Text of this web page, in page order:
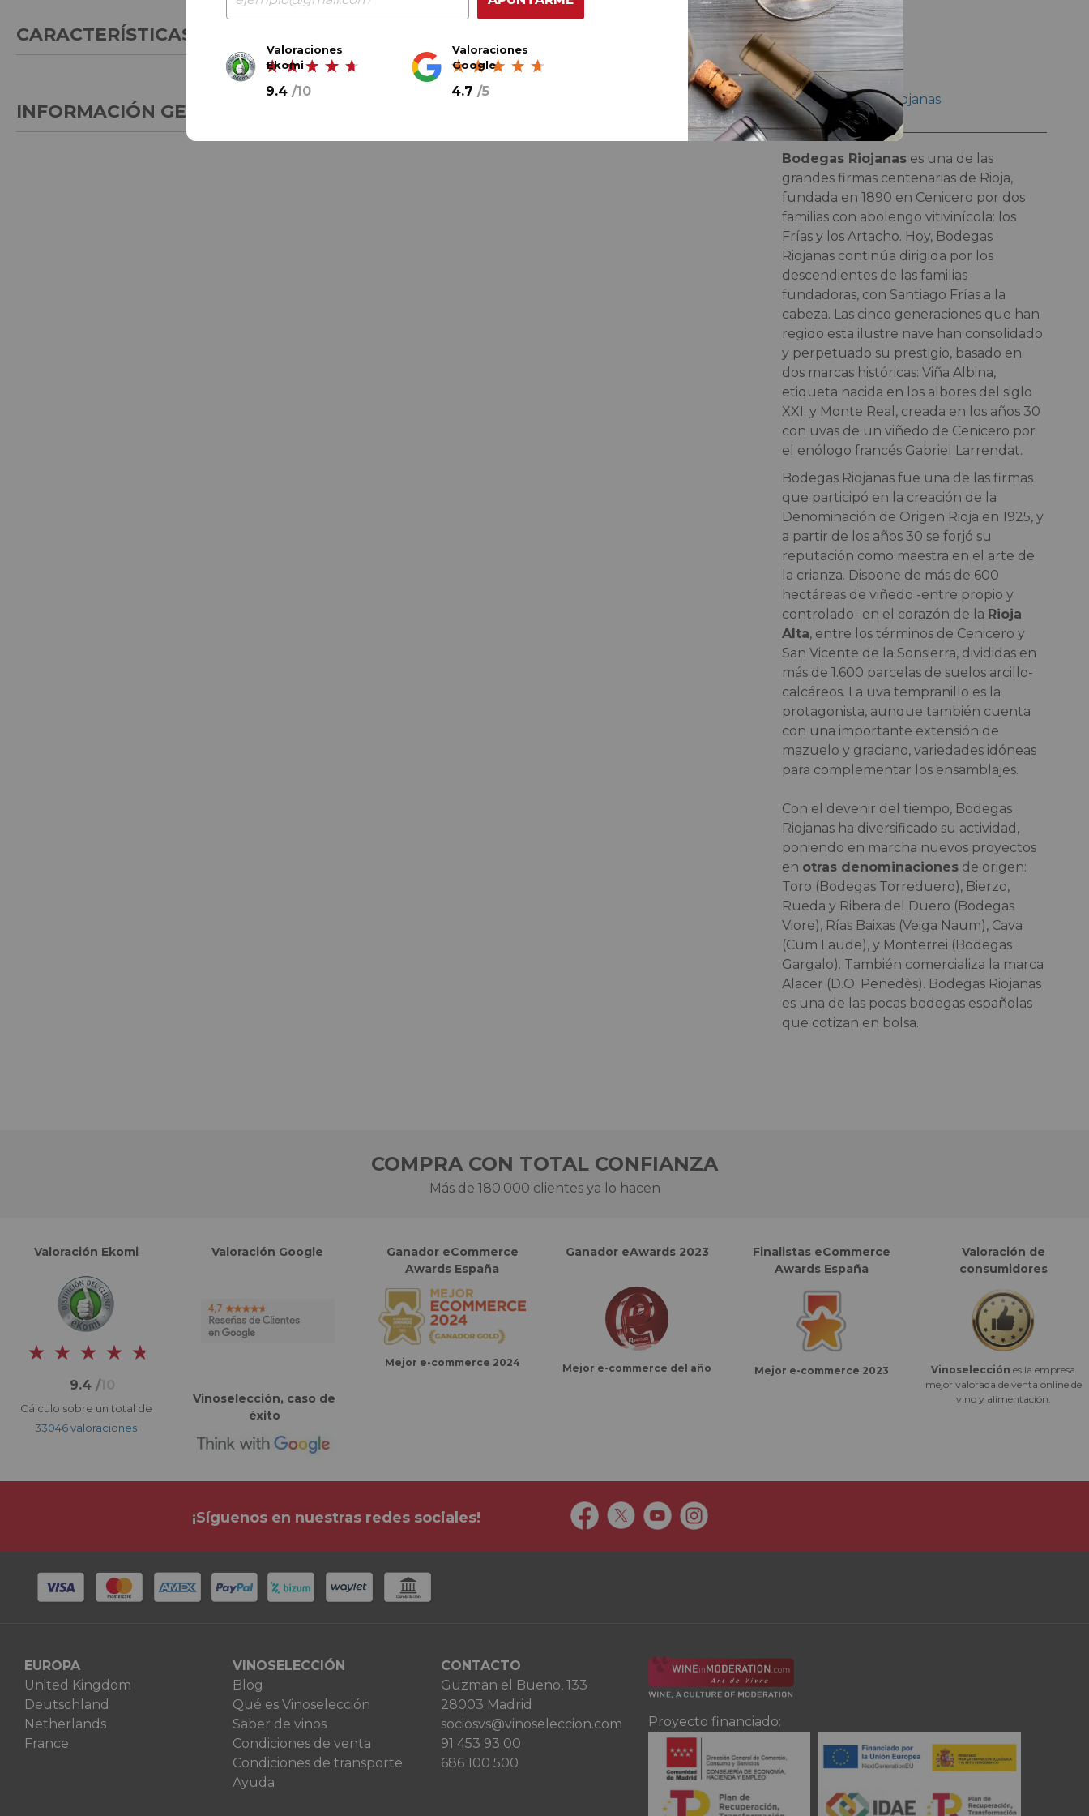
CARACTERÍSTICAS GENERALES
INFORMACIÓN GENERAL
Emilio Sojo Nalda
Bodeguero
Grupo Bodegas Riojanas
Bodegas Riojanases una de las
grandes firmas centenarias de Rioja,
fundada en 1890 en Cenicero por dos
familias con abolengo vitivinícola: los
Frías y los Artacho. Hoy, Bodegas
Riojanas continúa dirigida por los
descendientes de las familias
fundadoras, con Santiago Frías a la
cabeza. Las cinco generaciones que han
regido esta ilustre nave han consolidado
y perpetuado su prestigio, basado en
dos marcas históricas: Viña Albina,
etiqueta nacida en los albores del siglo
XXI; y Monte Real, creada en los años 30
con uvas de un viñedo de Cenicero por
el enólogo francés Gabriel Larrendat.
Bodegas Riojanas fue una de las firmas
que participó en la creación de la
Denominación de Origen Rioja en 1925, y
a partir de los años 30 se forjó su
reputación como maestra en el arte de
la crianza. Dispone de más de 600
hectáreas de viñedo -entre propio y
controlado- en el corazón de la Rioja
Alta, entre los términos de Cenicero y
San Vicente de la Sonsierra, divididas en
más de 1.600 parcelas de suelos arcillo-
calcáreos. La uva tempranillo es la
protagonista, aunque también cuenta
con una importante extensión de
mazuelo y graciano, variedades idóneas
para complementar los ensamblajes.
Con el devenir del tiempo, Bodegas
Riojanas ha diversificado su actividad,
poniendo en marcha nuevos proyectos
en otras denominacionesde origen:
Toro (Bodegas Torreduero), Bierzo,
Rueda y Ribera del Duero (Bodegas
Viore), Rías Baixas (Veiga Naum), Cava
(Cum Laude), y Monterrei (Bodegas
Gargalo). También comercializa la marca
Alacer (D.O. Penedès). Bodegas Riojanas
es una de las pocas bodegas españolas
que cotizan en bolsa.
COMPRA CON TOTAL CONFIANZA
Más de 180.000 clientes ya lo hacen
Valoración Ekomi
9.4 /10
Cálculo sobre un total de
33046 valoraciones
Valoración Google
Vinoselección, caso de
éxito
Ganador eCommerce
Awards España
Mejor e-commerce 2024
Ganador eAwards 2023
Mejor e-commerce del año
Finalistas eCommerce
Awards España
Mejor e-commerce 2023
Valoración de
consumidores
Vinoselección es la empresa
mejor valorada de venta online de
vino y alimentación.
¡Síguenos en nuestras redes sociales!
EUROPA
United Kingdom
Deutschland
Netherlands
France
VINOSELECCIÓN
Blog
Qué es Vinoselección
Saber de vinos
Condiciones de venta
Condiciones de transporte
Ayuda
CONTACTO
Guzman el Bueno, 133
28003 Madrid
sociosvs@vinoseleccion.com
91 453 93 00
686 100 500
Proyecto financiado:
Valoraciones
Ekomi
9.4 /10
Valoraciones
Google
4.7 /5